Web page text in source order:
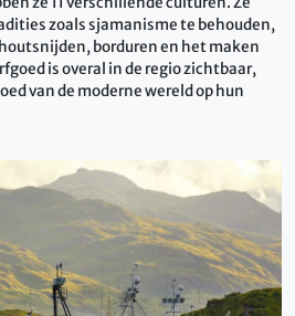
zoals sjamanisme te behouden,
borduren en het maken
is overal in de regio zichtbaar,
van de moderne wereld op hun